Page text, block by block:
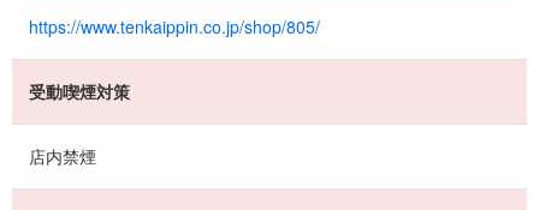
https://www.tenkaippin.co.jp/shop/805/
受動喫煙対策
店内禁煙